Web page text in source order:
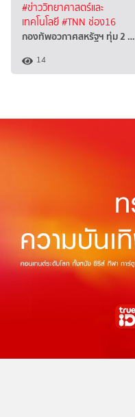
#ข่าววิทยาศาสตร์และ
เทคโนโลยี#TNN ช่อง16
กองทัพอวกาศสหรัฐฯ ทุ่ม 2 …
14